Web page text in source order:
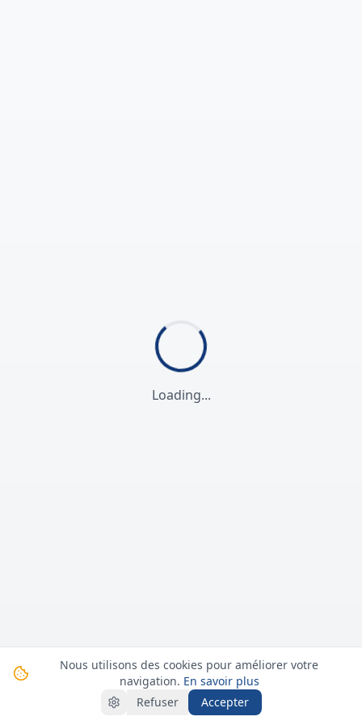
Loading...
Nous utilisons des cookies pour améliorer votre
navigation. En savoir plus
Refuser
Accepter